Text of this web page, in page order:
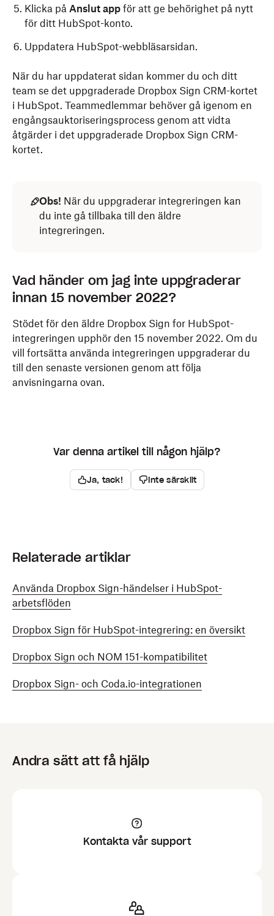
Klicka på Anslut app för att ge behörighet på nytt
för ditt HubSpot-konto.
Uppdatera HubSpot-webbläsarsidan.
När du har uppdaterat sidan kommer du och ditt
team se det uppgraderade Dropbox Sign CRM-kortet
i HubSpot. Teammedlemmar behöver gå igenom en
engångsauktoriseringsprocess genom att vidta
åtgärder i det uppgraderade Dropbox Sign CRM-
kortet.
Obs! När du uppgraderar integreringen kan
du inte gå tillbaka till den äldre
integreringen.
Vad händer om jag inte uppgraderar
innan 15 november 2022?
Stödet för den äldre Dropbox Sign for HubSpot-
integreringen upphör den 15 november 2022. Om du
vill fortsätta använda integreringen uppgraderar du
till den senaste versionen genom att följa
anvisningarna ovan.
Var denna artikel till någon hjälp?
Ja, tack! Inte särskilt
Relaterade artiklar
Använda Dropbox Sign-händelser i HubSpot-
arbetsflöden
Dropbox Sign för HubSpot-integrering: en översikt
Dropbox Sign och NOM 151-kompatibilitet
Dropbox Sign- och Coda.io-integrationen
Andra sätt att få hjälp
Kontakta vår support